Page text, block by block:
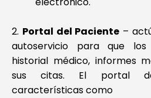
2. Portal del Paciente –
autoservicio para que
historial médico, informes
sus citas. El portal
características como